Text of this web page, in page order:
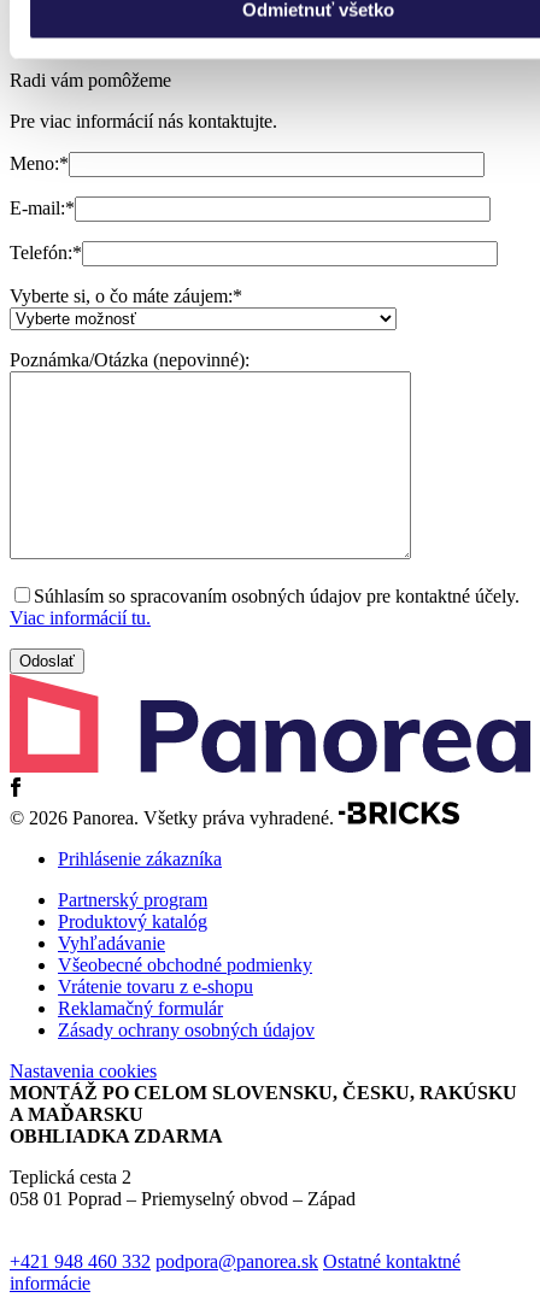
Odmietnuť všetko
Radi vám pomôžeme
Pre viac informácií nás kontaktujte.
Meno:*
E-mail:*
Telefón:*
Vyberte si, o čo máte záujem:*
Poznámka/Otázka (nepovinné):
Súhlasím so spracovaním osobných údajov pre kontaktné účely.
Viac informácií tu.
© 2026 Panorea. Všetky práva vyhradené.
Prihlásenie zákazníka
Partnerský program
Produktový katalóg
Vyhľadávanie
Všeobecné obchodné podmienky
Vrátenie tovaru z e-shopu
Reklamačný formulár
Zásady ochrany osobných údajov
Nastavenia cookies
MONTÁŽ PO CELOM SLOVENSKU, ČESKU, RAKÚSKU
A MAĎARSKU
OBHLIADKA ZDARMA
Teplická cesta 2
058 01 Poprad – Priemyselný obvod – Západ
+421 948 460 332 podpora@panorea.sk Ostatné kontaktné
informácie